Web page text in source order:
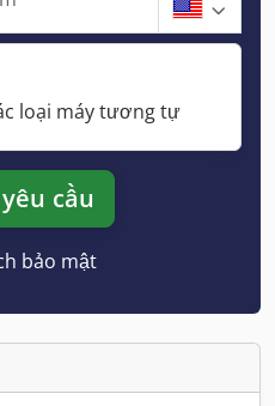
loại máy tương tự
cầu
bảo mật